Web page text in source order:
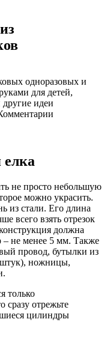
елка
не просто небольшую
можно украсить.
из стали. Его длина
всего взять отрезок
должна
– не менее 5 мм. Также
провод, бутылки из
штук), ножницы,
только
сразу отрежьте
цилиндры